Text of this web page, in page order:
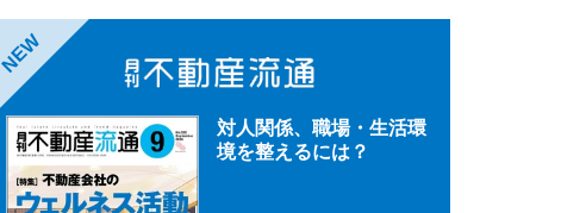
NEW
対人関係、職場・生活環
境を整えるには？